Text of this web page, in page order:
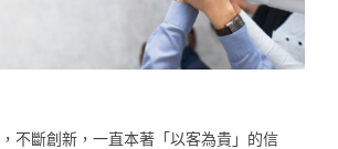
不斷創新，一直本著「以客為貴」的信